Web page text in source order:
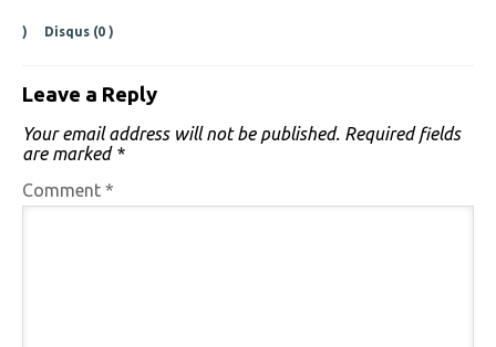
) Disqus (0 )
Leave a Reply
Your email address will not be published. Required fields
are marked *
Comment *